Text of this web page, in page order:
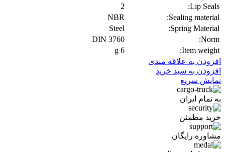
Lip Seals:
2
Sealing material:
NBR
Spring Material:
Steel
Norm:
DIN 3760
Item weight:
6 g
افزودن به علاقه مندی
افزودن به سبد خرید
نمایش سریع
به تمام ایران
خرید مطمئن
مشاوره رایگان